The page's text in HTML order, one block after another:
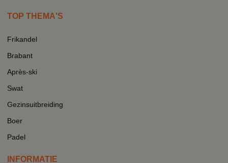
TOP THEMA'S
Frikandel
Brabant
Après-ski
Swat
Gezinsuitbreiding
Boer
Padel
INFORMATIE